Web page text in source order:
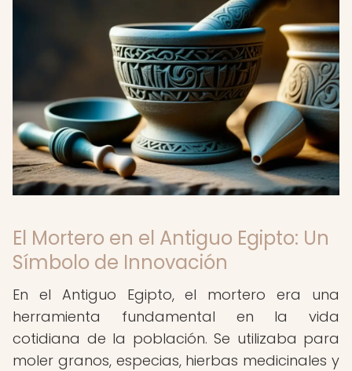
El Mortero en el Antiguo Egipto: Un
Símbolo de Innovación
En el Antiguo Egipto, el mortero era una
herramienta fundamental en la vida
cotidiana de la población. Se utilizaba para
moler granos, especias, hierbas medicinales y